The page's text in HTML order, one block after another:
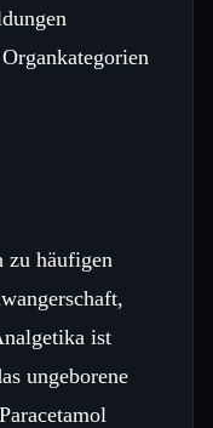
zu häufigen
ist
ungeborene